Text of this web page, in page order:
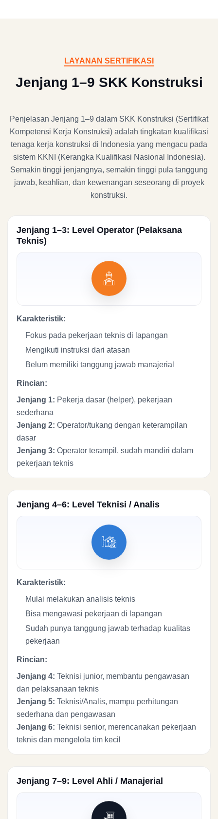
LAYANAN SERTIFIKASI
Jenjang 1–9 SKK Konstruksi
Penjelasan Jenjang 1–9 dalam SKK Konstruksi (Sertifikat
Kompetensi Kerja Konstruksi) adalah tingkatan kualifikasi
tenaga kerja konstruksi di Indonesia yang mengacu pada
sistem KKNI (Kerangka Kualifikasi Nasional Indonesia).
Semakin tinggi jenjangnya, semakin tinggi pula tanggung
jawab, keahlian, dan kewenangan seseorang di proyek
konstruksi.
Jenjang 1–3: Level Operator (Pelaksana
Teknis)
Karakteristik:
Fokus pada pekerjaan teknis di lapangan
Mengikuti instruksi dari atasan
Belum memiliki tanggung jawab manajerial
Rincian:
Jenjang 1: Pekerja dasar (helper), pekerjaan
sederhana
Jenjang 2: Operator/tukang dengan keterampilan
dasar
Jenjang 3: Operator terampil, sudah mandiri dalam
pekerjaan teknis
Jenjang 4–6: Level Teknisi / Analis
Karakteristik:
Mulai melakukan analisis teknis
Bisa mengawasi pekerjaan di lapangan
Sudah punya tanggung jawab terhadap kualitas
pekerjaan
Rincian:
Jenjang 4: Teknisi junior, membantu pengawasan
dan pelaksanaan teknis
Jenjang 5: Teknisi/Analis, mampu perhitungan
sederhana dan pengawasan
Jenjang 6: Teknisi senior, merencanakan pekerjaan
teknis dan mengelola tim kecil
Jenjang 7–9: Level Ahli / Manajerial